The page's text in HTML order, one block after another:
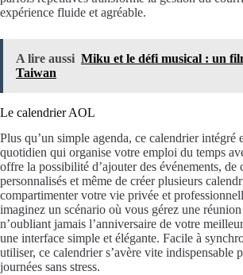
expérience fluide et agréable.
A lire aussi Miku et le défi musical : un
Taiwan
Le calendrier AOL
Plus qu’un simple agenda, ce calendrier intégré
quotidien qui organise votre emploi du temps
offre la possibilité d’ajouter des événements, de
personnalisés et même de créer plusieurs
compartimenter votre vie privée et
imaginez un scénario où vous gérez une
n’oubliant jamais l’anniversaire de votre
une interface simple et élégante. Facile à
utiliser, ce calendrier s’avère vite indispensable
journées sans stress.